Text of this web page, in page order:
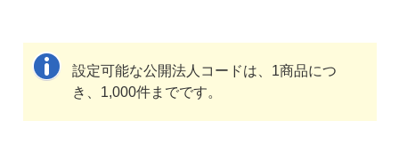
設定可能な公開法人コードは、1商品につ
き、1,000件までです。